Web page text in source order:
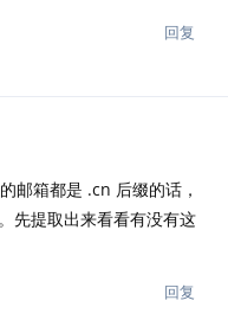
回复
邮箱都是 .cn 后缀的话，
先提取出来看看有没有这
回复